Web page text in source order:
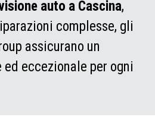
auto a Cascina,
complesse, gli
assicurano un
eccezionale per ogni